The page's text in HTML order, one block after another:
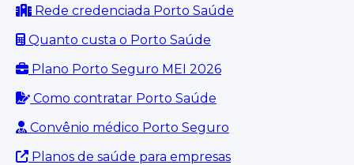
Rede credenciada Porto Saúde
Quanto custa o Porto Saúde
Plano Porto Seguro MEI 2026
Como contratar Porto Saúde
Convênio médico Porto Seguro
Planos de saúde para empresas